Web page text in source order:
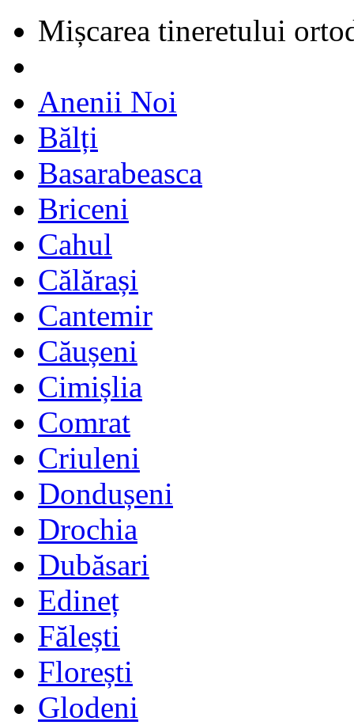
Mișcarea tineretului
Anenii Noi
Bălți
Basarabeasca
Briceni
Cahul
Călărași
Cantemir
Căușeni
Cimișlia
Comrat
Criuleni
Dondușeni
Drochia
Dubăsari
Edineț
Fălești
Florești
Glodeni